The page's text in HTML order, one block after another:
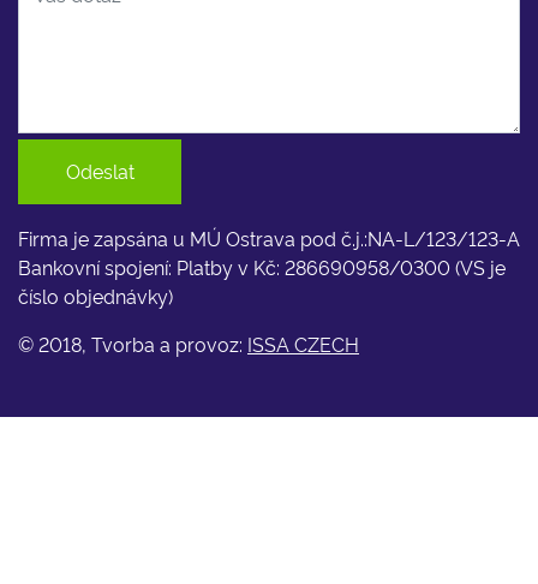
Odeslat
Firma je zapsána u MÚ Ostrava pod č.j.:NA-L/123/123-A
Bankovní spojení: Platby v Kč: 286690958/0300 (VS je
číslo objednávky)
© 2018, Tvorba a provoz: ISSA CZECH